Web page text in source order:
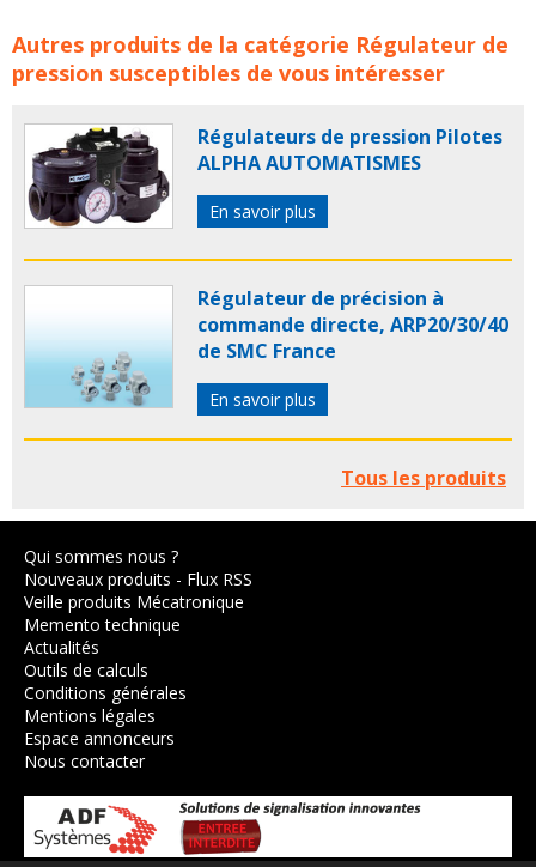
Régulateurs de pression pour vapeur, Gaz, Air comprimé
ALPHA AUTOMATISMES concerne les familles de
regulateur pression vapeur
Autres produits de la catégorie Régulateur de
pression susceptibles de vous intéresser
Régulateurs de pression Pilotes
ALPHA AUTOMATISMES
En savoir plus
Régulateur de précision à
commande directe, ARP20/30/40
de SMC France
En savoir plus
Tous les produits
Qui sommes nous ?
Nouveaux produits - Flux RSS
Veille produits Mécatronique
Memento technique
Actualités
Outils de calculs
Conditions générales
Mentions légales
Espace annonceurs
Nous contacter